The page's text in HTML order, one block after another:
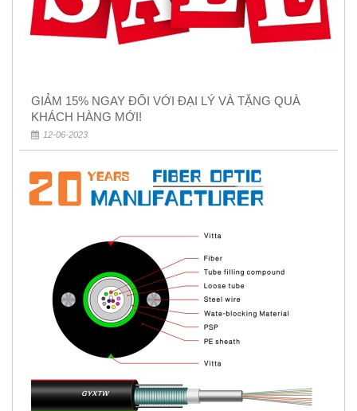
GIẢM 15% NGAY ĐỐI VỚI ĐẠI LÝ VÀ TẶNG QUÀ
KHÁCH HÀNG MỚI!
12-06-2023